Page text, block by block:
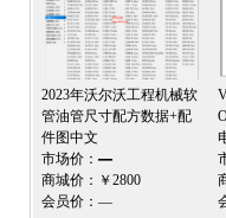
2023年沃尔沃工程机械软
管油管尺寸配方数据+配
件图中文
市场价： —
商城价： ￥2800
会员价： —